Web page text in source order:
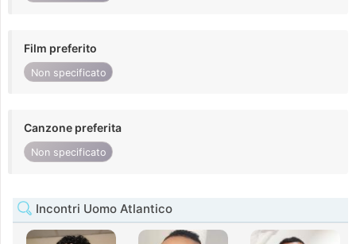
Film preferito
Non specificato
Canzone preferita
Non specificato
Incontri Uomo Atlantico